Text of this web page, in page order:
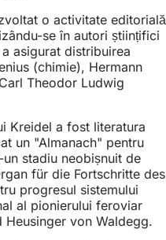
o activitate editorială
se în autori științifici
asigurat distribuirea
(chimie), Hermann
Theodor Ludwig
Kreidel a fost literatura
un "Almanach" pentru
stadiu neobișnuit de
für die Fortschritte des
progresul sistemului
al pionierului feroviar
Heusinger von Waldegg.